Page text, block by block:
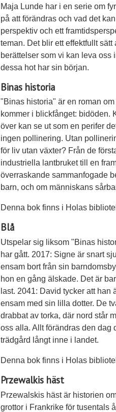
Maja Lunde har i en serie om
på att förändras och vad det
perspektiv och ett
teman. Det blir ett effektfullt
berättelser som vi kan leva oss
dessa hot har sin början.
Binas historia
"Binas historia" är en roman
kommer i blickfånget: bidöden.
över kan se ut som en perifer
ingen pollinering. Utan
för liv utan växter? Från de
industriella lantbruket till en
överraskande sammanfogade
barn, och om människans
Denna bok finns i Holas
Blå
Utspelar sig liksom "Binas
har gått. 2017: Signe är snart
ensam bort från sin
hon en gång älskade. Det är
last. 2041: David tycker att han
ensam med sin lilla dotter. De
drabbat av torka, där nord står
oss alla. Allt förändras den dag
trädgård långt inne i landet.
Denna bok finns i Holas
Przewalkis häst
Przewalskis häst är historien
grottor i Frankrike för tusentals